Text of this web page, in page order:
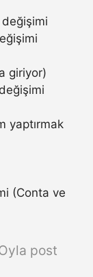
giriyor)
yaptırmak
(Conta ve
post